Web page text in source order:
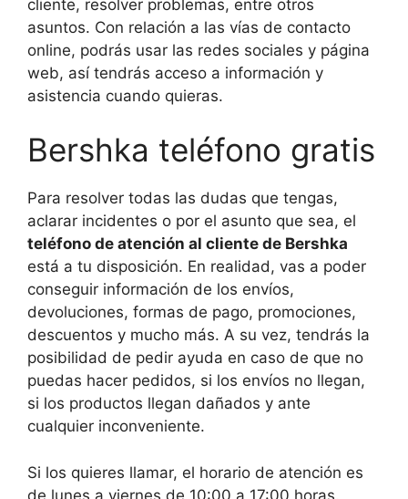
cliente, resolver problemas, entre otros
asuntos. Con relación a las vías de contacto
online, podrás usar las redes sociales y página
web, así tendrás acceso a información y
asistencia cuando quieras.
Bershka teléfono gratis
Para resolver todas las dudas que tengas,
aclarar incidentes o por el asunto que sea, el
teléfono de atención al cliente de Bershka
está a tu disposición. En realidad, vas a poder
conseguir información de los envíos,
devoluciones, formas de pago, promociones,
descuentos y mucho más. A su vez, tendrás la
posibilidad de pedir ayuda en caso de que no
puedas hacer pedidos, si los envíos no llegan,
si los productos llegan dañados y ante
cualquier inconveniente.
Si los quieres llamar, el horario de atención es
de lunes a viernes de 10:00 a 17:00 horas.